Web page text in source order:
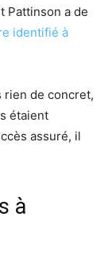
Pattinson a de
identifié à
rien de concret,
étaient
assuré, il
à